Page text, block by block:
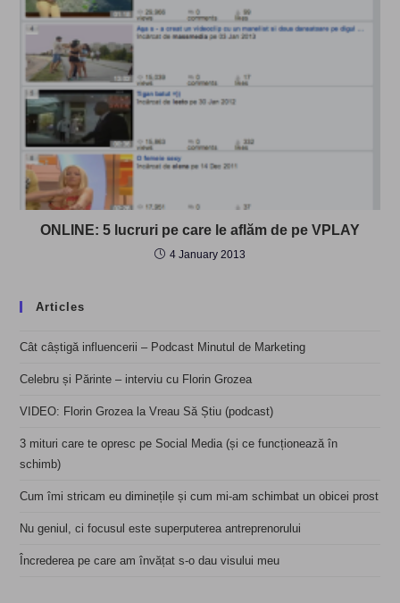
ONLINE: 5 lucruri pe care le aflăm de pe VPLAY
4 January 2013
Articles
Cât câștigă influencerii – Podcast Minutul de Marketing
Celebru și Părinte – interviu cu Florin Grozea
VIDEO: Florin Grozea la Vreau Să Știu (podcast)
3 mituri care te opresc pe Social Media (și ce funcționează în
schimb)
Cum îmi stricam eu diminețile și cum mi-am schimbat un obicei prost
Nu geniul, ci focusul este superputerea antreprenorului
Încrederea pe care am învățat s-o dau visului meu